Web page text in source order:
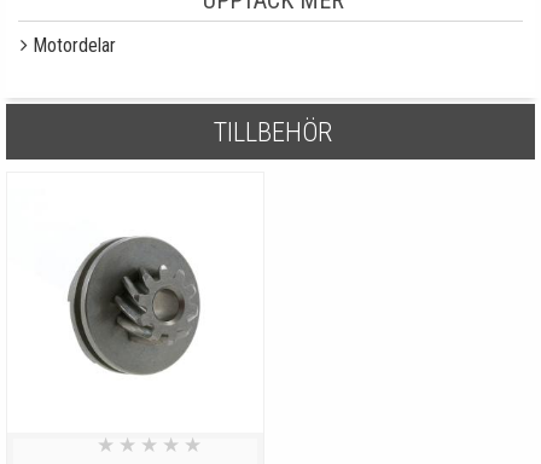
Motordelar
TILLBEHÖR
★ ★ ★ ★ ★